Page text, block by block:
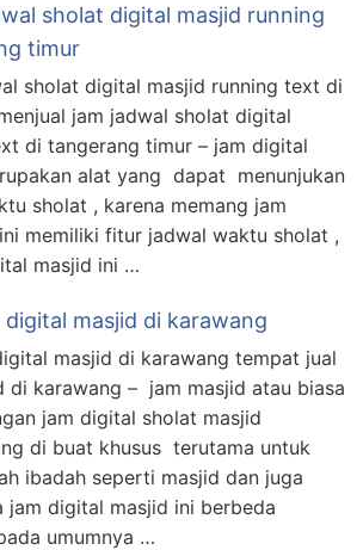
sholat digital masjid running
timur
sholat digital masjid running text di
jam jadwal sholat digital
di tangerang timur – jam digital
alat yang dapat menunjukan
sholat , karena memang jam
memiliki fitur jadwal waktu sholat ,
masjid ini …
masjid di karawang
masjid di karawang tempat jual
di karawang – jam masjid atau biasa
jam digital sholat masjid
di buat khusus terutama untuk
ibadah seperti masjid dan juga
jam digital masjid ini berbeda
umumnya …